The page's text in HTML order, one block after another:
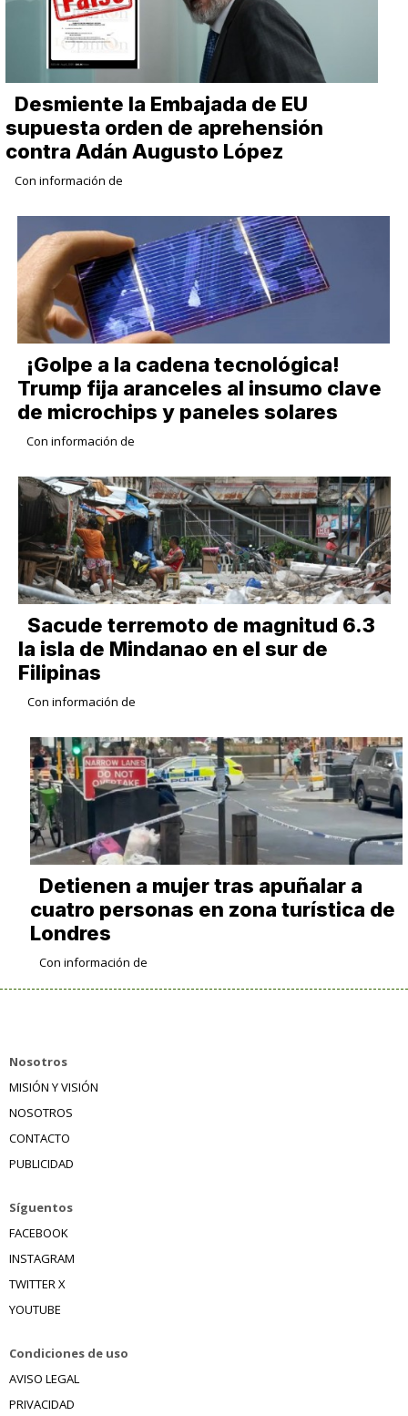
Desmiente la Embajada de EU
supuesta orden de aprehensión
contra Adán Augusto López
Con información de
¡Golpe a la cadena tecnológica!
Trump fija aranceles al insumo clave
de microchips y paneles solares
Con información de
Sacude terremoto de magnitud 6.3
la isla de Mindanao en el sur de
Filipinas
Con información de
Detienen a mujer tras apuñalar a
cuatro personas en zona turística de
Londres
Con información de
Nosotros
MISIÓN Y VISIÓN
NOSOTROS
CONTACTO
PUBLICIDAD
Síguentos
FACEBOOK
INSTAGRAM
TWITTER X
YOUTUBE
Condiciones de uso
AVISO LEGAL
PRIVACIDAD